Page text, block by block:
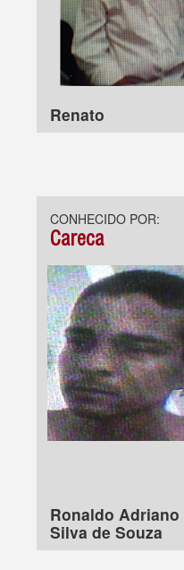
Renato
CONHECIDO POR:
Careca
Ronaldo Adriano
Silva de Souza